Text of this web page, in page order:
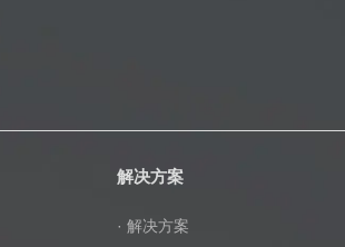
解决方案
· 解决方案